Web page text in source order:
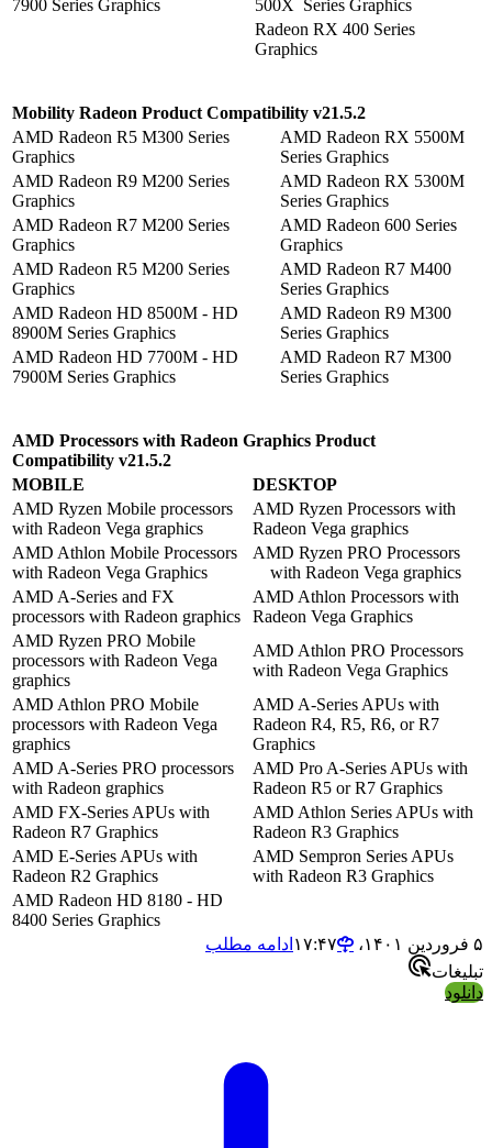
500X Series Graphics
7900 Series Graphics
Radeon RX 400 Series
Graphics
Mobility Radeon Product Compatibility v21.5.2
AMD Radeon RX
Series Graphics
AMD Radeon R5 M300 Series
Graphics
AMD Radeon RX
Series Graphics
AMD Radeon R9 M200 Series
Graphics
AMD Radeon 600
Graphics
AMD Radeon R7 M200 Series
Graphics
AMD Radeon R7
Series Graphics
AMD Radeon R5 M200 Series
Graphics
AMD Radeon R9
Series Graphics
AMD Radeon HD 8500M - HD
8900M Series Graphics
AMD Radeon R7
Series Graphics
AMD Radeon HD 7700M - HD
7900M Series Graphics
AMD Processors with Radeon Graphics Product
Compatibility v21.5.2
DESKTOP
MOBILE
AMD Ryzen Processors
Radeon Vega graphics
AMD Ryzen Mobile processors
with Radeon Vega graphics
AMD Ryzen PRO
with Radeon Vega
AMD Athlon Mobile Processors
with Radeon Vega Graphics
AMD Athlon Processors
Radeon Vega Graphics
AMD A-Series and FX
processors with Radeon graphics
AMD Athlon PRO
with Radeon Vega
AMD Ryzen PRO Mobile
processors with Radeon Vega
graphics
AMD A-Series APUs with
Radeon R4, R5, R6, or R7
Graphics
AMD Athlon PRO Mobile
processors with Radeon Vega
graphics
AMD Pro A-Series APUs
Radeon R5 or R7 Graphics
AMD A-Series PRO processors
with Radeon graphics
AMD Athlon Series
Radeon R3 Graphics
AMD FX-Series APUs with
Radeon R7 Graphics
AMD Sempron Series
with Radeon R3 Graphics
AMD E-Series APUs with
Radeon R2 Graphics
AMD Radeon HD 8180 - HD
8400 Series Graphics
ادامه مطلب